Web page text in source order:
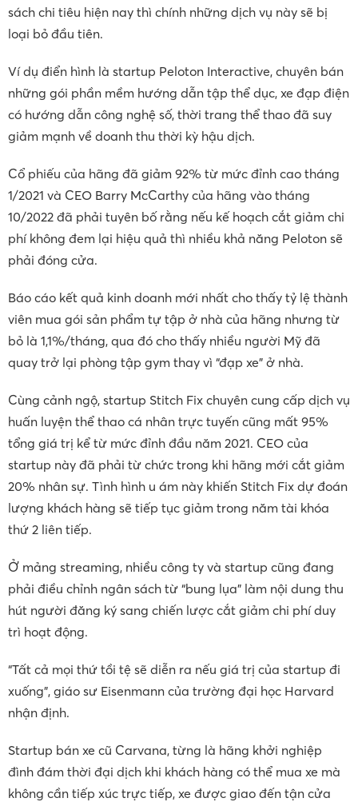
sách chi tiêu hiện nay thì chính những dịch vụ này sẽ bị
loại bỏ đầu tiên.
Ví dụ điển hình là startup Peloton Interactive, chuyên bán
những gói phần mềm hướng dẫn tập thể dục, xe đạp điện
có hướng dẫn công nghệ số, thời trang thể thao đã suy
giảm mạnh về doanh thu thời kỳ hậu dịch.
Cổ phiếu của hãng đã giảm 92% từ mức đỉnh cao tháng
1/2021 và CEO Barry McCarthy của hãng vào tháng
10/2022 đã phải tuyên bố rằng nếu kế hoạch cắt giảm chi
phí không đem lại hiệu quả thì nhiều khả năng Peloton sẽ
phải đóng cửa.
Báo cáo kết quả kinh doanh mới nhất cho thấy tỷ lệ thành
viên mua gói sản phẩm tự tập ở nhà của hãng nhưng từ
bỏ là 1,1%/tháng, qua đó cho thấy nhiều người Mỹ đã
quay trở lại phòng tập gym thay vì “đạp xe” ở nhà.
Cùng cảnh ngộ, startup Stitch Fix chuyên cung cấp dịch vụ
huấn luyện thể thao cá nhân trực tuyến cũng mất 95%
tổng giá trị kể từ mức đỉnh đầu năm 2021. CEO của
startup này đã phải từ chức trong khi hãng mới cắt giảm
20% nhân sự. Tình hình u ám này khiến Stitch Fix dự đoán
lượng khách hàng sẽ tiếp tục giảm trong năm tài khóa
thứ 2 liên tiếp.
Ở mảng streaming, nhiều công ty và startup cũng đang
phải điều chỉnh ngân sách từ “bung lụa” làm nội dung thu
hút người đăng ký sang chiến lược cắt giảm chi phí duy
trì hoạt động.
“Tất cả mọi thứ tồi tệ sẽ diễn ra nếu giá trị của startup đi
xuống”, giáo sư Eisenmann của trường đại học Harvard
nhận định.
Startup bán xe cũ Carvana, từng là hãng khởi nghiệp
đình đám thời đại dịch khi khách hàng có thể mua xe mà
không cần tiếp xúc trực tiếp, xe được giao đến tận cửa